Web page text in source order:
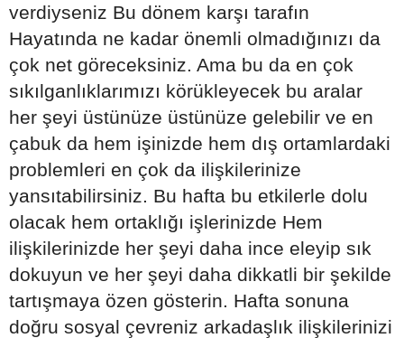
verdiyseniz Bu dönem karşı tarafın
Hayatında ne kadar önemli olmadığınızı da
çok net göreceksiniz. Ama bu da en çok
sıkılganlıklarımızı körükleyecek bu aralar
her şeyi üstünüze üstünüze gelebilir ve en
çabuk da hem işinizde hem dış ortamlardaki
problemleri en çok da ilişkilerinize
yansıtabilirsiniz. Bu hafta bu etkilerle dolu
olacak hem ortaklığı işlerinizde Hem
ilişkilerinizde her şeyi daha ince eleyip sık
dokuyun ve her şeyi daha dikkatli bir şekilde
tartışmaya özen gösterin. Hafta sonuna
doğru sosyal çevreniz arkadaşlık ilişkilerinizi